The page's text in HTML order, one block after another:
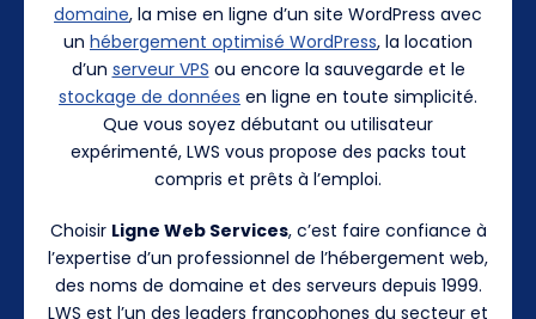
domaine, la mise en ligne d’un site WordPress avec
un hébergement optimisé WordPress, la location
d’un serveur VPS ou encore la sauvegarde et le
stockage de données en ligne en toute simplicité.
Que vous soyez débutant ou utilisateur
expérimenté, LWS vous propose des packs tout
compris et prêts à l’emploi.
Choisir Ligne Web Services, c’est faire confiance à
l’expertise d’un professionnel de l’hébergement web,
des noms de domaine et des serveurs depuis 1999.
LWS est l’un des leaders francophones du secteur et